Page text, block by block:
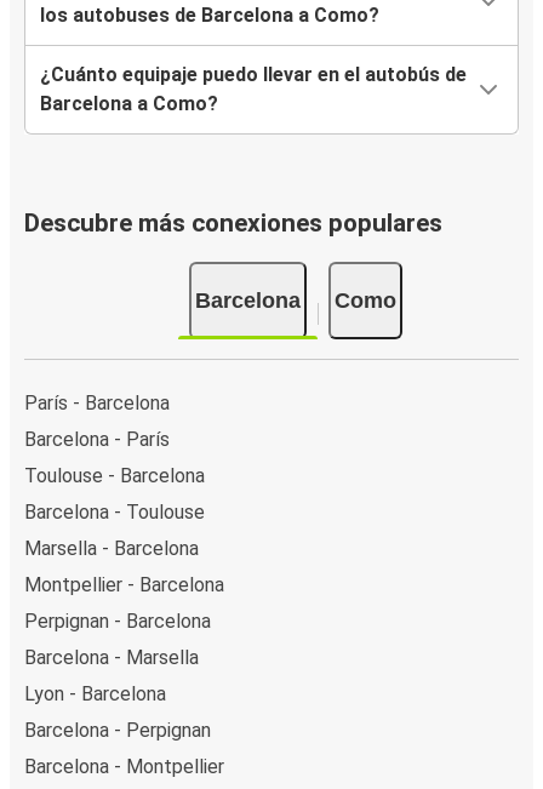
los autobuses de Barcelona a Como?
¿Cuánto equipaje puedo llevar en el autobús de
Barcelona a Como?
Descubre más conexiones populares
Barcelona Como
París - Barcelona
Barcelona - París
Toulouse - Barcelona
Barcelona - Toulouse
Marsella - Barcelona
Montpellier - Barcelona
Perpignan - Barcelona
Barcelona - Marsella
Lyon - Barcelona
Barcelona - Perpignan
Barcelona - Montpellier